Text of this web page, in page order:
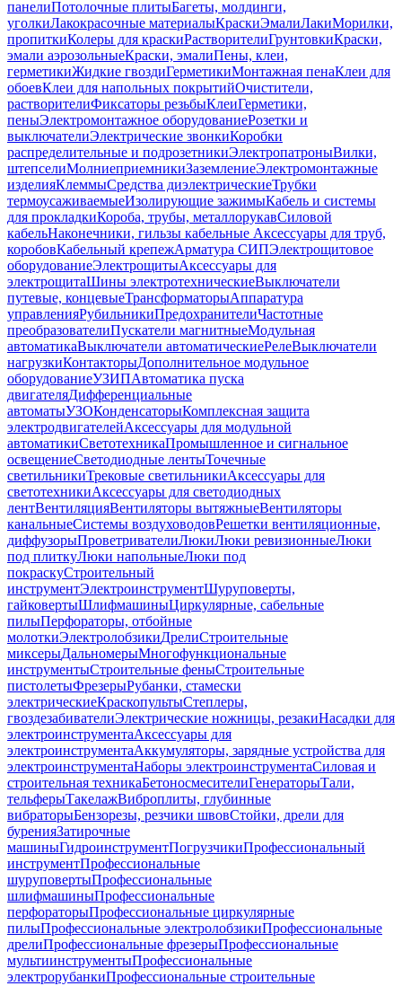
панелиПотолочные плитыБагеты, молдинги,
уголкиЛакокрасочные материалыКраскиЭмалиЛакиМорилки,
пропиткиКолеры для краскиРастворителиГрунтовкиКраски,
эмали аэрозольныеКраски, эмалиПены, клеи,
герметикиЖидкие гвоздиГерметикиМонтажная пенаКлеи для
обоевКлеи для напольных покрытийОчистители,
растворителиФиксаторы резьбыКлеиГерметики,
пеныЭлектромонтажное оборудованиеРозетки и
выключателиЭлектрические звонкиКоробки
распределительные и подрозетникиЭлектропатроныВилки,
штепселиМолниеприемникиЗаземлениеЭлектромонтажные
изделияКлеммыСредства диэлектрическиеТрубки
термоусаживаемыеИзолирующие зажимыКабель и системы
для прокладкиКороба, трубы, металлорукавСиловой
кабельНаконечники, гильзы кабельные Аксессуары для труб,
коробовКабельный крепежАрматура СИПЭлектрощитовое
оборудованиеЭлектрощитыАксессуары для
электрощитаШины электротехническиеВыключатели
путевые, концевыеТрансформаторыАппаратура
управленияРубильникиПредохранителиЧастотные
преобразователиПускатели магнитныеМодульная
автоматикаВыключатели автоматическиеРелеВыключатели
нагрузкиКонтакторыДополнительное модульное
оборудованиеУЗИПАвтоматика пуска
двигателяДифференциальные
автоматыУЗОКонденсаторыКомплексная защита
электродвигателейАксессуары для модульной
автоматикиСветотехникаПромышленное и сигнальное
освещениеСветодиодные лентыТочечные
светильникиТрековые светильникиАксессуары для
светотехникиАксессуары для светодиодных
лентВентиляцияВентиляторы вытяжныеВентиляторы
канальныеСистемы воздуховодовРешетки вентиляционные,
диффузорыПроветривателиЛюкиЛюки ревизионныеЛюки
под плиткуЛюки напольныеЛюки под
покраскуСтроительный
инструментЭлектроинструментШуруповерты,
гайковертыШлифмашиныЦиркулярные, сабельные
пилыПерфораторы, отбойные
молоткиЭлектролобзикиДрелиСтроительные
миксерыДальномерыМногофункциональные
инструментыСтроительные феныСтроительные
пистолетыФрезерыРубанки, стамески
электрическиеКраскопультыСтеплеры,
гвоздезабивателиЭлектрические ножницы, резакиНасадки для
электроинструментаАксессуары для
электроинструментаАккумуляторы, зарядные устройства для
электроинструментаНаборы электроинструментаСиловая и
строительная техникаБетоносмесителиГенераторыТали,
тельферыТакелажВиброплиты, глубинные
вибраторыБензорезы, резчики швовСтойки, дрели для
буренияЗатирочные
машиныГидроинструментПогрузчикиПрофессиональный
инструментПрофессиональные
шуруповертыПрофессиональные
шлифмашиныПрофессиональные
перфораторыПрофессиональные циркулярные
пилыПрофессиональные электролобзикиПрофессиональные
дрелиПрофессиональные фрезерыПрофессиональные
мультиинструментыПрофессиональные
электрорубанкиПрофессиональные строительные